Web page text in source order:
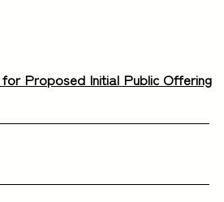
Proposed Initial Public Offering